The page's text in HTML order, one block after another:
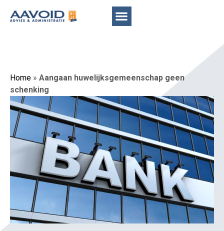
Home » Aangaan huwelijksgemeenschap geen
schenking